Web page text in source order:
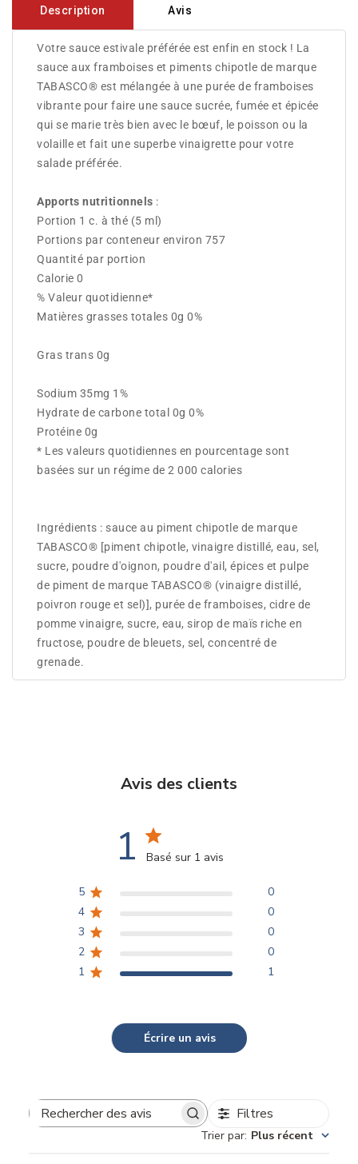
Description Avis
Votre sauce estivale préférée est enfin en stock ! La
sauce aux framboises et piments chipotle de marque
TABASCO® est mélangée à une purée de framboises
vibrante pour faire une sauce sucrée, fumée et épicée
qui se marie très bien avec le bœuf, le poisson ou la
volaille et fait une superbe vinaigrette pour votre
salade préférée.
Apports nutritionnels :
Portion 1 c. à thé (5 ml)
Portions par conteneur environ 757
Quantité par portion
Calorie 0
% Valeur quotidienne*
Matières grasses totales 0g 0%
Gras trans 0g
Sodium 35mg 1%
Hydrate de carbone total 0g 0%
Protéine 0g
* Les valeurs quotidiennes en pourcentage sont
basées sur un régime de 2 000 calories
Ingrédients : sauce au piment chipotle de marque
TABASCO® [piment chipotle, vinaigre distillé, eau, sel,
sucre, poudre d'oignon, poudre d'ail, épices et pulpe
de piment de marque TABASCO® (vinaigre distillé,
poivron rouge et sel)], purée de framboises, cidre de
pomme vinaigre, sucre, eau, sirop de maïs riche en
fructose, poudre de bleuets, sel, concentré de
grenade.
Avis des clients
1 Basé sur 1 avis
5
0
4
0
3
0
2
0
1
1
Écrire un avis
Rechercher
Filtres
Trier par: Plus récent